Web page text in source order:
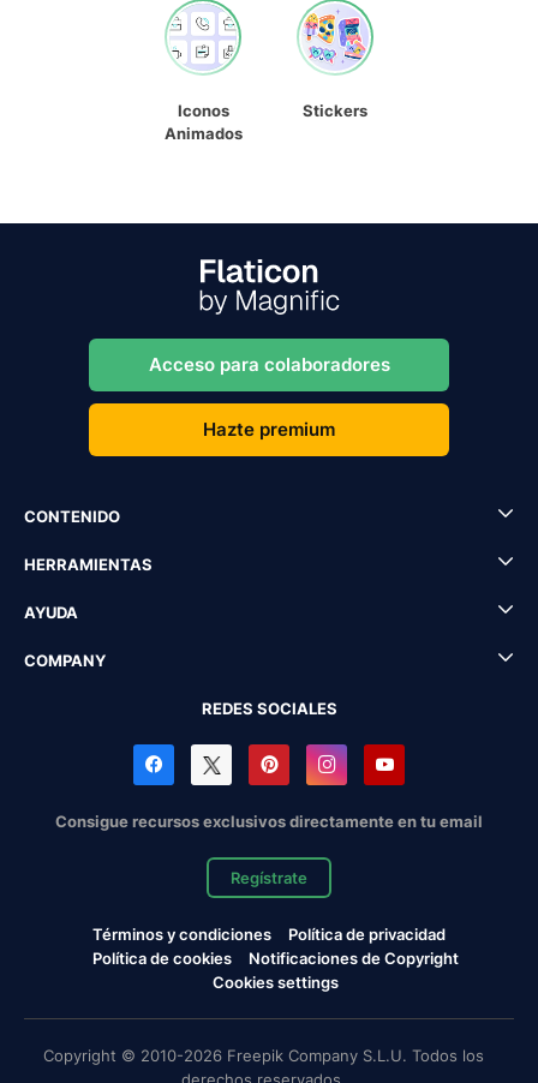
Iconos
Animados
Stickers
Acceso para colaboradores
Hazte premium
CONTENIDO
HERRAMIENTAS
AYUDA
COMPANY
REDES SOCIALES
Consigue recursos exclusivos directamente en tu email
Regístrate
Términos y condiciones
Política de privacidad
Política de cookies
Notificaciones de Copyright
Cookies settings
Copyright © 2010-2026 Freepik Company S.L.U. Todos los